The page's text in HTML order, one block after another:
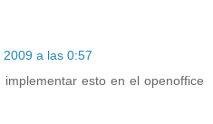
a las 0:57
esto en el openoffice